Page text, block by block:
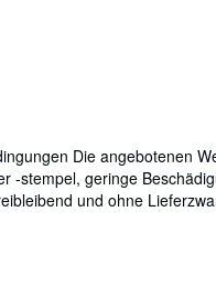
Die angebotenen
-stempel, geringe
und ohne